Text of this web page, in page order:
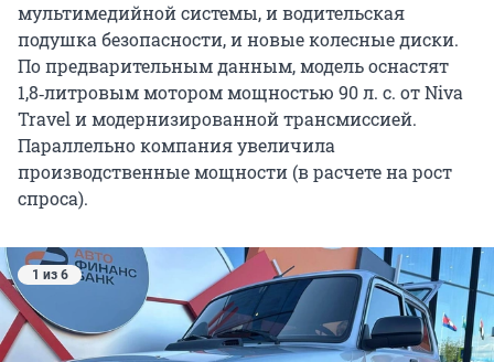
мультимедийной системы, и водительская
подушка безопасности, и новые колесные диски.
По предварительным данным, модель оснастят
1,8‑литровым мотором мощностью 90 л. с. от Niva
Travel и модернизированной трансмиссией.
Параллельно компания увеличила
производственные мощности (в расчете на рост
спроса).
1 из 6